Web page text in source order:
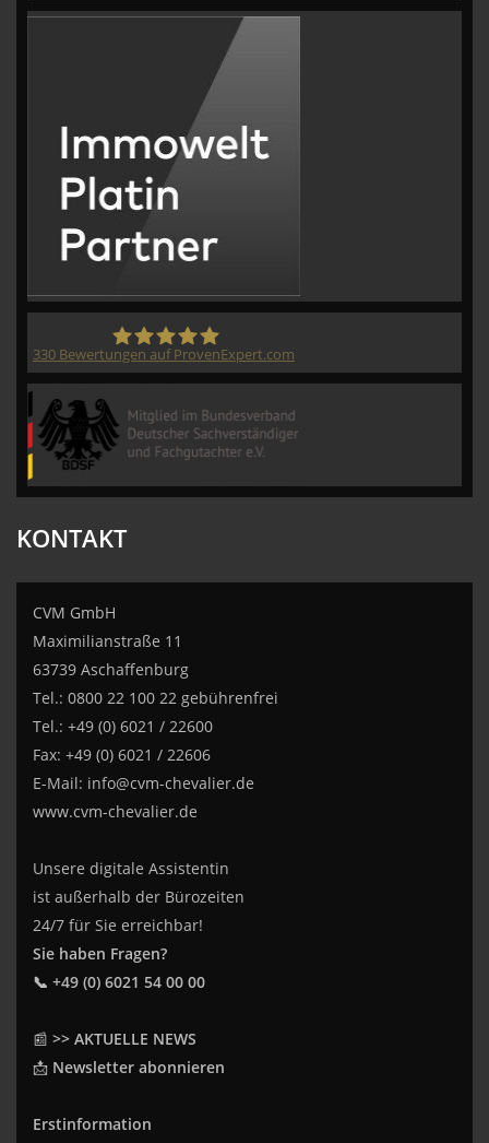
330 Bewertungen auf ProvenExpert.com
KONTAKT
CVM GmbH
Maximilianstraße 11
63739 Aschaffenburg
Tel.: 0800 22 100 22 gebührenfrei
Tel.: +49 (0) 6021 / 22600
Fax: +49 (0) 6021 / 22606
E-Mail: info@cvm-chevalier.de
www.cvm-chevalier.de
Unsere digitale Assistentin
ist außerhalb der Bürozeiten
24/7 für Sie erreichbar!
Sie haben Fragen?
📞 +49 (0) 6021 54 00 00
📰 >> AKTUELLE NEWS
📩 Newsletter abonnieren
Erstinformation